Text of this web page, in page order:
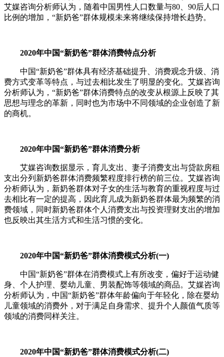
艾媒咨询分析师认为，随着中国男性人口数量与80、90后人口
比例的增加，“新奶爸”群体规模未来将继续保持增长趋势。
2020年中国“新奶爸”群体消费特点分析
中国“新奶爸”群体具有经济基础提升、消费观念升级、消
费方式变革等特点，与过去相比发生了明显的变化。艾媒咨询
分析师认为，“新奶爸”群体消费特点的改变从根源上反映了其
思想与理念的革新，同时也为市场中不同领域的企业创造了新
的商机。
2020年中国“新奶爸”群体消费分析
艾媒咨询数据显示，育儿支出、妻子消费支出与贷款房租
支出分列新奶爸群体消费频繁程度排行榜的前三位。艾媒咨询
分析师认为，新奶爸群体对子女的生活与教育的重视程度与过
去相比有一定的提高，因此育儿成为新奶爸群体最为频繁的消
费领域，同时新奶爸群体个人消费支出与投资理财支出的增加
也反映出其生活方式和生活习惯的变化。
2020年中国“新奶爸”群体消费模式分析(一)
中国“新奶爸”群体在消费模式上有所改变，偏好于运动健
身、个人护理、婴幼儿童、男装配饰等领域的商品。艾媒咨询
分析师认为，中国“新奶爸”群体年龄偏向于年轻化，除在婴幼
儿童领域的消费外，对于满足自身需求、提升个人颜值气质等
领域的消费同样关注。
2020年中国“新奶爸”群体消费模式分析(二)